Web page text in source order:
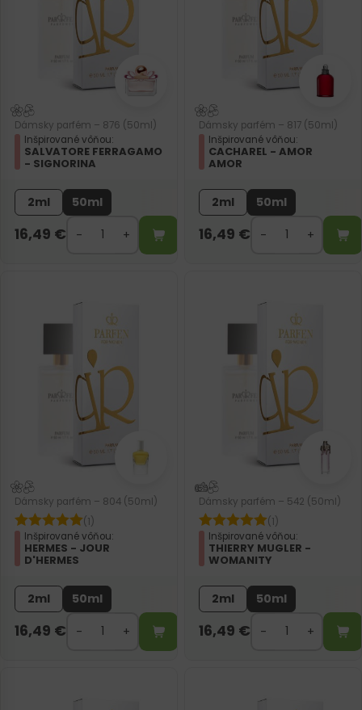
Dámsky parfém – 876 (50ml)
Inšpirované vôňou:
SALVATORE FERRAGAMO
- SIGNORINA
2ml 50ml
16,49 €
Dámsky parfém – 817 (50ml)
Inšpirované vôňou:
CACHAREL - AMOR
AMOR
2ml 50ml
16,49 €
Dámsky parfém – 804 (50ml)
(1)
Inšpirované vôňou:
HERMES - JOUR
D'HERMES
2ml 50ml
16,49 €
Dámsky parfém – 542 (50ml)
(1)
Inšpirované vôňou:
THIERRY MUGLER -
WOMANITY
2ml 50ml
16,49 €